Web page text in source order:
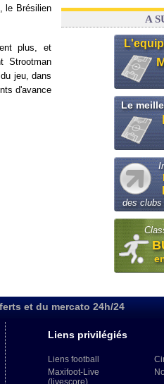
le Brésilien
plus, et
Strootman
jeu, dans
d'avance
31/07 FIFA: le conseiller
A
Le
des clubs
et du mercato 24h/24
Liens privilégiés
Liens football
Maxifoot-Live
(livescore)